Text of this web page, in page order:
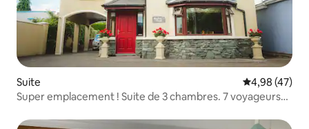
Suite Évaluation
4,98 (47)
Super emplacement ! Suite de 3 chambres. 7 voyageurs